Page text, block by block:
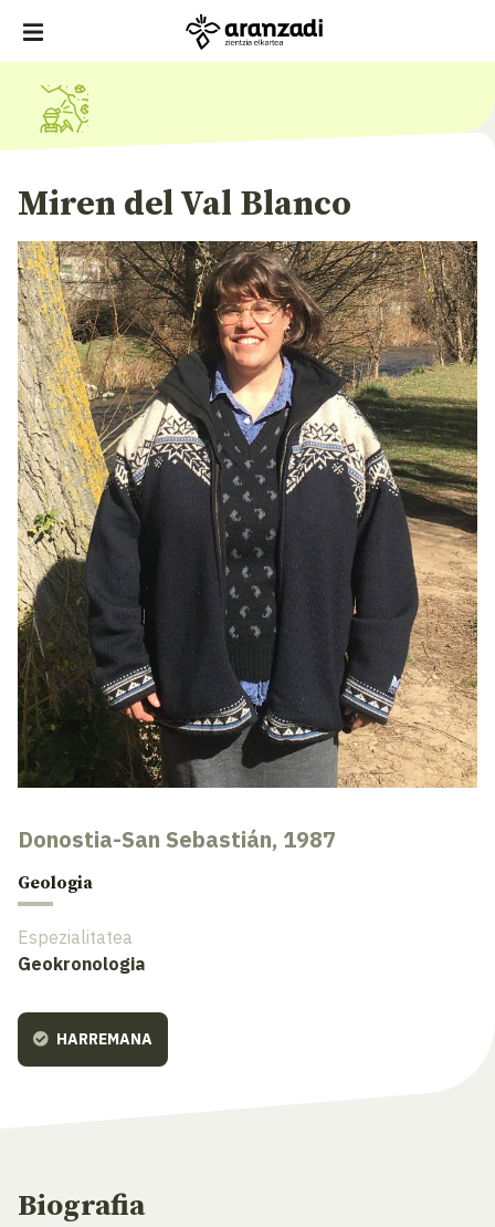
Miren del Val Blanco
Donostia-San Sebastián, 1987
Geologia
Espezialitatea
Geokronologia
HARREMANA
Biografia